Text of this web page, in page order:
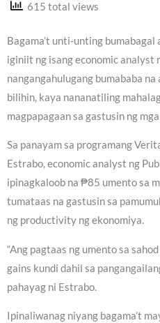
615 total views
Bagama’t unti-unting
iginiit ng isang economic analyst
nangangahulugang bumababa
bilihin, kaya nananatiling
magpapagaan sa gastusin ng
Sa panayam sa programang
Estrabo, economic analyst ng
ipinagkaloob na ₱85 umento sa
tumataas na gastusin sa
ng productivity ng ekonomiya.
“Ang pagtaas ng umento sa
gains kundi dahil sa
pahayag ni Estrabo.
Ipinaliwanag niyang bagama’t